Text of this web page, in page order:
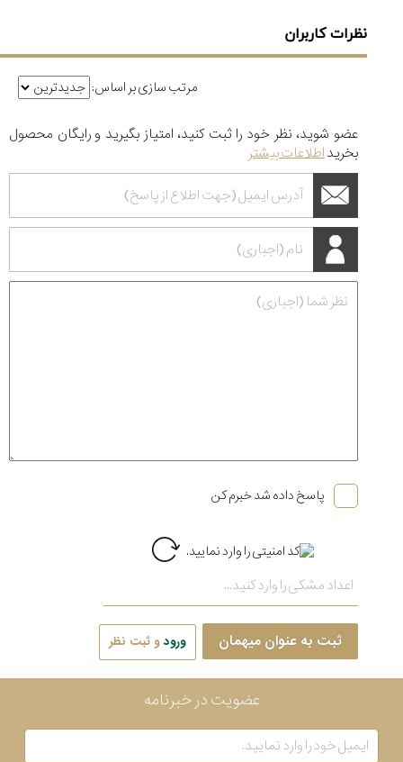
نظرات کاربران
مرتب سازی بر اساس:
عضو شوید، نظر خود را ثبت کنید، امتیاز بگیرید و رایگان محصول
بخریداطلاعات بیشتر
پاسخ داده شد خبرم کن
ثبت به عنوان میهمان ورودو ثبت نظر
عضویت در خبرنامه